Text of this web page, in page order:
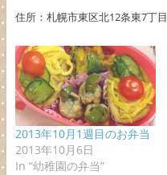
住所： 札幌市東区北12条東7丁目
2013年10月1週目のお弁当
2013年10月6日
In “幼稚園の弁当”